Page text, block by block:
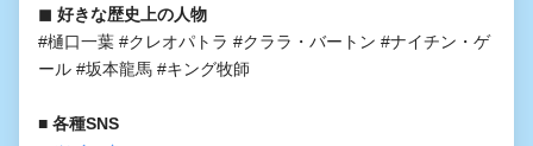
◼︎ 好きな歴史上の人物
#樋口一葉 #クレオパトラ #クララ・バートン #ナイチン・ゲ
ール #坂本龍馬 #キング牧師
■ 各種SNS